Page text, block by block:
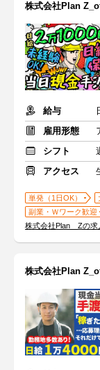
株式会社Plan
給与
雇用形態
シフト
アクセス
単発（1日OK）
副業・Ｗワーク歓迎
株式会社Plan Zの求
株式会社Plan